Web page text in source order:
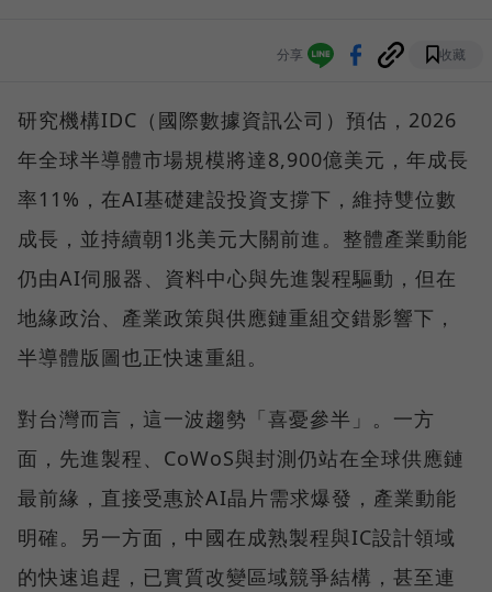
分享 收藏
研究機構IDC（國際數據資訊公司）預估，2026
年全球半導體市場規模將達8,900億美元，年成長
率11%，在AI基礎建設投資支撐下，維持雙位數
成長，並持續朝1兆美元大關前進。整體產業動能
仍由AI伺服器、資料中心與先進製程驅動，但在
地緣政治、產業政策與供應鏈重組交錯影響下，
半導體版圖也正快速重組。
對台灣而言，這一波趨勢「喜憂參半」。一方
面，先進製程、CoWoS與封測仍站在全球供應鏈
最前緣，直接受惠於AI晶片需求爆發，產業動能
明確。另一方面，中國在成熟製程與IC設計領域
的快速追趕，已實質改變區域競爭結構，甚至連